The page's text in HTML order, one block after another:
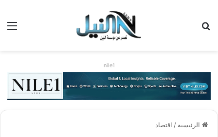
nile1
الرئيسية / اقتصاد